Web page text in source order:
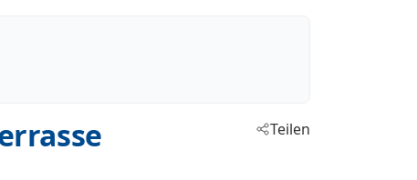
Teilen